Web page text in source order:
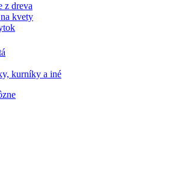
z dreva
kvety
kurníky a iné